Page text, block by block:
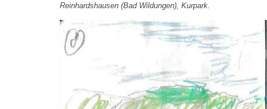
Reinhardshausen (Bad Wildungen), Kurpark.